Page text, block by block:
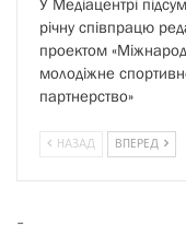
У Медіацентрі
річну співпрацю
проектом
молодіжне
партнерство»
НАЗАД ВПЕРЕД
-